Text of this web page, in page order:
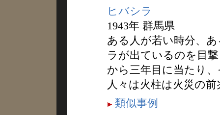
ヒバシラ
1943年 群馬県
ある人が若い時分、
ラが出ているのを目
から三年目に当たり
人々は火柱は火災の
類似事例